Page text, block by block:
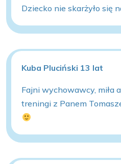
Dziecko nie skarżyło się
Kuba Pluciński 13 lat
Fajni wychowawcy, miła
treningi z Panem